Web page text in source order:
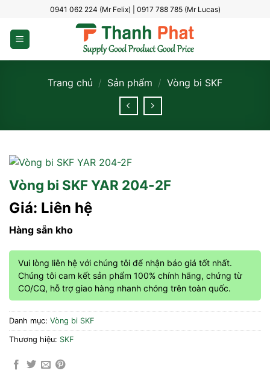
dung
0941 062 224 (Mr Felix) | 0917 788 785 (Mr Lucas)
Trang chủ / Sản phẩm / Vòng bi SKF
Vòng bi SKF YAR 204-2F
Giá: Liên hệ
Hàng sẵn kho
Vui lòng liên hệ với chúng tôi để nhận báo giá tốt nhất.
Chúng tôi cam kết sản phẩm 100% chính hãng, chứng từ
CO/CQ, hỗ trợ giao hàng nhanh chóng trên toàn quốc.
Danh mục: Vòng bi SKF
Thương hiệu: SKF